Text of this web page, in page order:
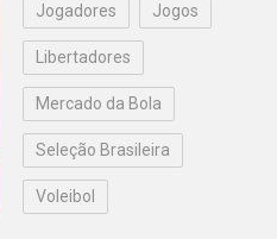
Jogadores Jogos
Libertadores
Mercado da Bola
Seleção Brasileira
Voleibol